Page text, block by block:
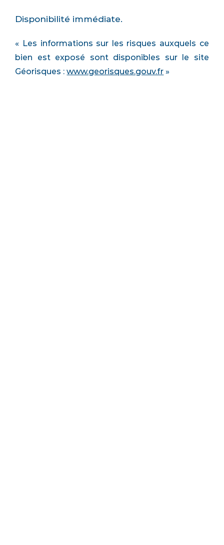
Disponibilité immédiate.
« Les informations sur les risques auxquels ce
bien est exposé sont disponibles sur le site
Géorisques :www.georisques.gouv.fr »